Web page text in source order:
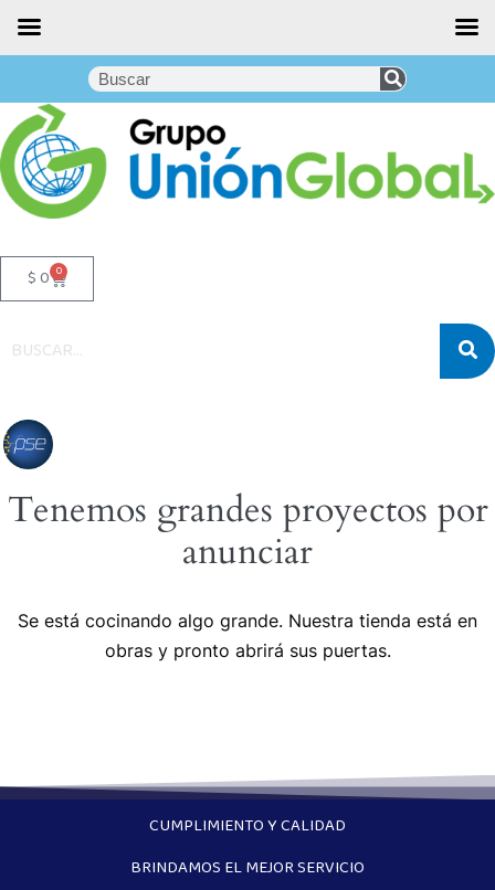
$0 0
Tenemos grandes proyectos por
anunciar
Se está cocinando algo grande. Nuestra tienda está en
obras y pronto abrirá sus puertas.
CUMPLIMIENTO Y CALIDAD
BRINDAMOS EL MEJOR SERVICIO